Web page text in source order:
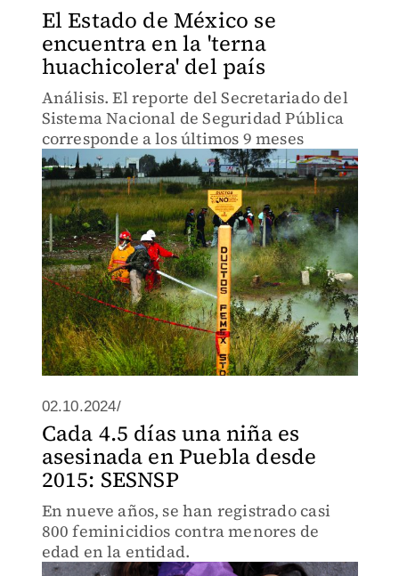
El Estado de México se
encuentra en la 'terna
huachicolera' del país
Análisis. El reporte del Secretariado del
Sistema Nacional de Seguridad Pública
corresponde a los últimos 9 meses
02.10.2024/
Cada 4.5 días una niña es
asesinada en Puebla desde
2015: SESNSP
En nueve años, se han registrado casi
800 feminicidios contra menores de
edad en la entidad.